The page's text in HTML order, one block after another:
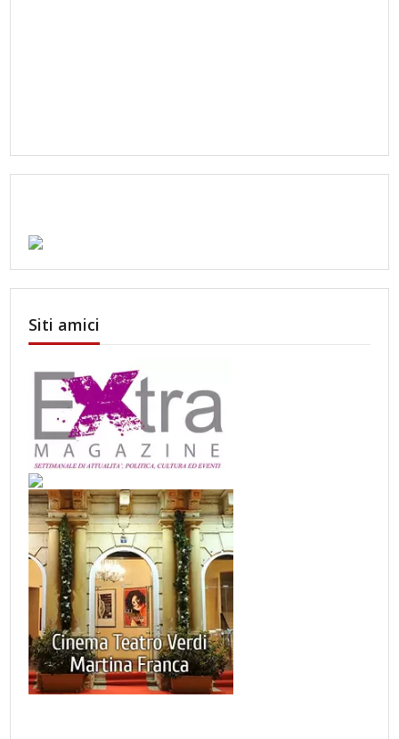
Siti amici